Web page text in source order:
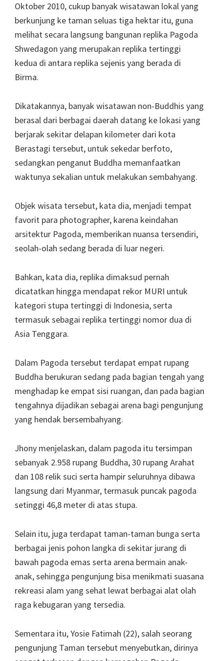
Oktober 2010, cukup banyak wisatawan lokal yang
berkunjung ke taman seluas tiga hektar itu, guna
melihat secara langsung bangunan replika Pagoda
Shwedagon yang merupakan replika tertinggi
kedua di antara replika sejenis yang berada di
Birma.
Dikatakannya, banyak wisatawan non-Buddhis yang
berasal dari berbagai daerah datang ke lokasi yang
berjarak sekitar delapan kilometer dari kota
Berastagi tersebut, untuk sekedar berfoto,
sedangkan penganut Buddha memanfaatkan
waktunya sekalian untuk melakukan sembahyang.
Objek wisata tersebut, kata dia, menjadi tempat
favorit para photographer, karena keindahan
arsitektur Pagoda, memberikan nuansa tersendiri,
seolah-olah sedang berada di luar negeri.
Bahkan, kata dia, replika dimaksud pernah
dicatatkan hingga mendapat rekor MURI untuk
kategori stupa tertinggi di Indonesia, serta
termasuk sebagai replika tertinggi nomor dua di
Asia Tenggara.
Dalam Pagoda tersebut terdapat empat rupang
Buddha berukuran sedang pada bagian tengah yang
menghadap ke empat sisi ruangan, dan pada bagian
tengahnya dijadikan sebagai arena bagi pengunjung
yang hendak bersembahyang.
Jhony menjelaskan, dalam pagoda itu tersimpan
sebanyak 2.958 rupang Buddha, 30 rupang Arahat
dan 108 relik suci serta hampir seluruhnya dibawa
langsung dari Myanmar, termasuk puncak pagoda
setinggi 46,8 meter di atas stupa.
Selain itu, juga terdapat taman-taman bunga serta
berbagai jenis pohon langka di sekitar jurang di
bawah pagoda emas serta arena bermain anak-
anak, sehingga pengunjung bisa menikmati suasana
rekreasi alam yang sehat lewat berbagai alat olah
raga kebugaran yang tersedia.
Sementara itu, Yosie Fatimah (22), salah seorang
pengunjung Taman tersebut menyebutkan, dirinya